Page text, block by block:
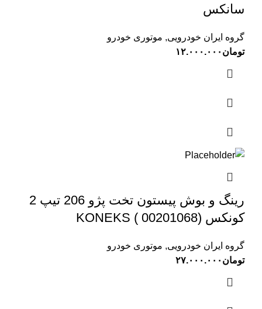
سانکس
گروه ایران خودرویی, موتوری خودرو
تومان ۱۲.۰۰۰.۰۰۰
رینگ و بوش پیستون تخت پژو 206 تیپ 2
کونکس KONEKS ( 00201068)
گروه ایران خودرویی, موتوری خودرو
تومان ۲۷.۰۰۰.۰۰۰